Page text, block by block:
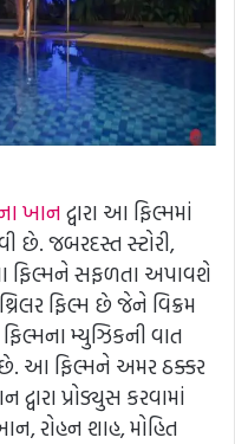
ખાનદ્વારા આ ફિલ્મમાં
છે. જબરદસ્ત સ્ટોરી,
ફિલ્મને સફળતા અપાવશે
ફિલ્મ છે જેને વિક્રમ
ફિલ્મના મ્યુઝિકની વાત
આ ફિલ્મને અમર ઠક્કર
પ્રોડ્યુસ કરવામાં
રોહન શાહ, મોહિત